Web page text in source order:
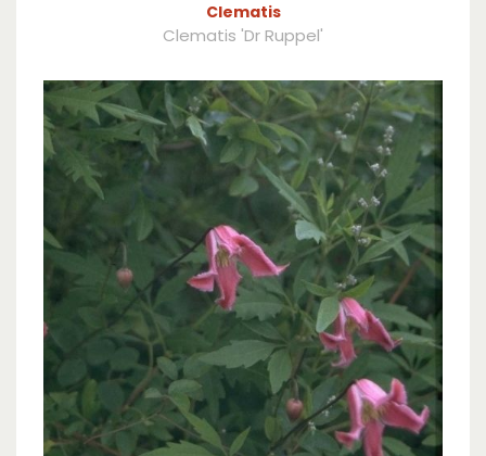
Clematis
Clematis 'Dr Ruppel'